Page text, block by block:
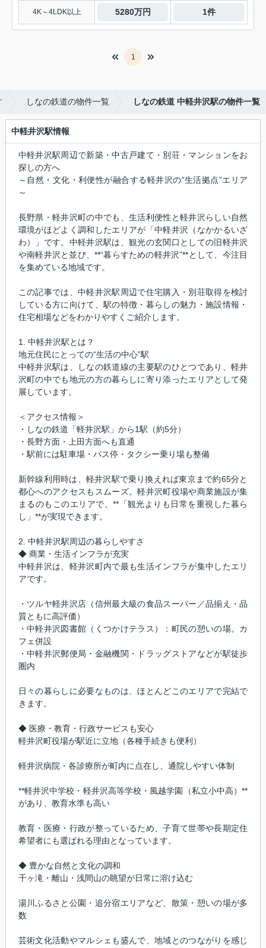
4K～4LDK以上 5280万円 1件
1
しなの鉄道の物件一覧 しなの鉄道 中軽井沢駅の物件一覧
中軽井沢駅情報
中軽井沢駅周辺で新築・中古戸建て・別荘・マンションをお
探しの方へ
～自然・文化・利便性が融合する軽井沢の“生活拠点”エリア
～
長野県・軽井沢町の中でも、生活利便性と軽井沢らしい自然
環境がほどよく調和したエリアが「中軽井沢（なかかるいざ
わ）」です。中軽井沢駅は、観光の玄関口としての旧軽井沢
や南軽井沢と並び、**“暮らすための軽井沢”**として、今注目
を集めている地域です。
この記事では、中軽井沢駅周辺で住宅購入・別荘取得を検討
している方に向けて、駅の特徴・暮らしの魅力・施設情報・
住宅相場などをわかりやすくご紹介します。
1. 中軽井沢駅とは？
地元住民にとっての“生活の中心”駅
中軽井沢駅は、しなの鉄道線の主要駅のひとつであり、軽井
沢町の中でも地元の方の暮らしに寄り添ったエリアとして発
展しています。
＜アクセス情報＞
・しなの鉄道「軽井沢駅」から1駅（約5分）
・長野方面・上田方面へも直通
・駅前には駐車場・バス停・タクシー乗り場も整備
新幹線利用時は、軽井沢駅で乗り換えれば東京まで約65分と
都心へのアクセスもスムーズ。軽井沢町役場や商業施設が集
まるのもこのエリアで、**「観光よりも日常を重視した暮ら
し」**が実現できます。
2. 中軽井沢駅周辺の暮らしやすさ
◆ 商業・生活インフラが充実
中軽井沢は、軽井沢町内で最も生活インフラが集中したエリ
アです。
・ツルヤ軽井沢店（信州最大級の食品スーパー／品揃え・品
質ともに高評価）
・中軽井沢図書館（くつかけテラス）：町民の憩いの場。カ
フェ併設
・中軽井沢郵便局・金融機関・ドラッグストアなどが駅徒歩
圏内
日々の暮らしに必要なものは、ほとんどこのエリアで完結で
きます。
◆ 医療・教育・行政サービスも安心
軽井沢町役場が駅近に立地（各種手続きも便利）
軽井沢病院・各診療所が町内に点在し、通院しやすい体制
**軽井沢中学校・軽井沢高等学校・風越学園（私立小中高）**
があり、教育水準も高い
教育・医療・行政が整っているため、子育て世帯や長期定住
希望者にも選ばれる理由となっています。
◆ 豊かな自然と文化の調和
千ヶ滝・離山・浅間山の眺望が日常に溶け込む
湯川ふるさと公園・追分宿エリアなど、散策・憩いの場が多
数
芸術文化活動やマルシェも盛んで、地域とのつながりを感じ